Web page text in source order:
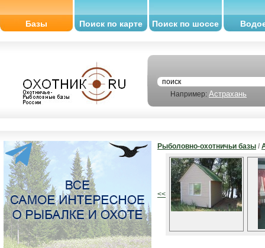
Базы Поиск по карте Поиск по шоссе
Например: Астрахань
Рыболовно-охотничьи базы /
<<